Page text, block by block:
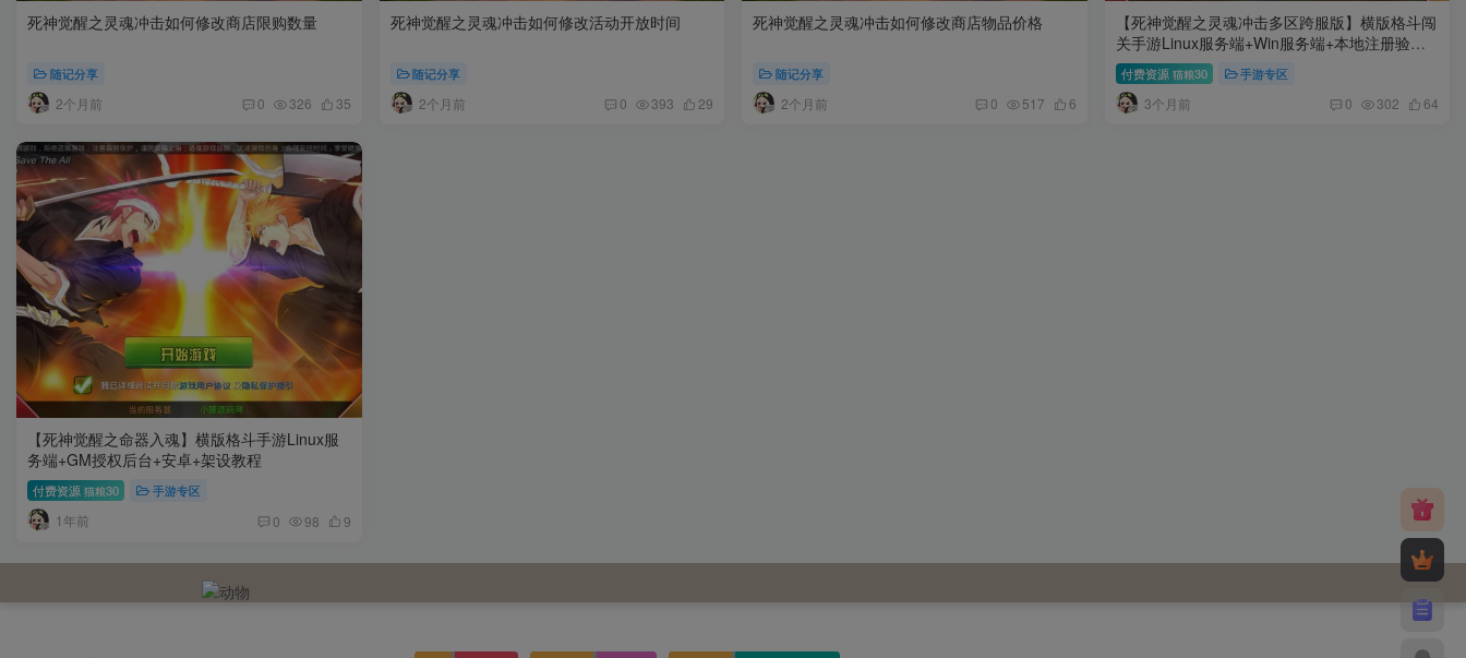
死神觉醒之灵魂冲击如何修改商店限购数量
随记分享
2个月前 0 326 35
死神觉醒之灵魂冲击如何修改活动开放时间
随记分享
2个月前 0 393 29
死神觉醒之灵魂冲击如何修改商店物品价格
随记分享
2个月前 0 517 6
【死神觉醒之灵魂冲击多区跨服版】横版格斗闯
关手游Linux服务端+Win服务端+本地注册验证
+管理后台+GM授权后台+安卓+架设教程
付费资源 猫粮30 手游专区
3个月前 0 302 64
【死神觉醒之命器入魂】横版格斗手游Linux服
务端+GM授权后台+安卓+架设教程
付费资源 猫粮30 手游专区
1年前 0 98 9